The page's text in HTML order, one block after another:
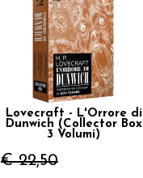
Lovecraft - L'Orrore di
Dunwich (Collector Box
3 Volumi)
€ 22,50